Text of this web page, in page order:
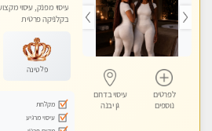
לפרטים
נוספים
עיסוי בדרום
גן יבנה
עיסוי מפנק, עיסוי
בקלניקה פרטית
פלטינה
מקלחת
עיסוי מרגיע